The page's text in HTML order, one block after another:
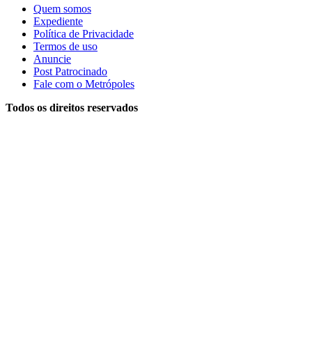
Quem somos
Expediente
Política de Privacidade
Termos de uso
Anuncie
Post Patrocinado
Fale com o Metrópoles
Todos os direitos reservados